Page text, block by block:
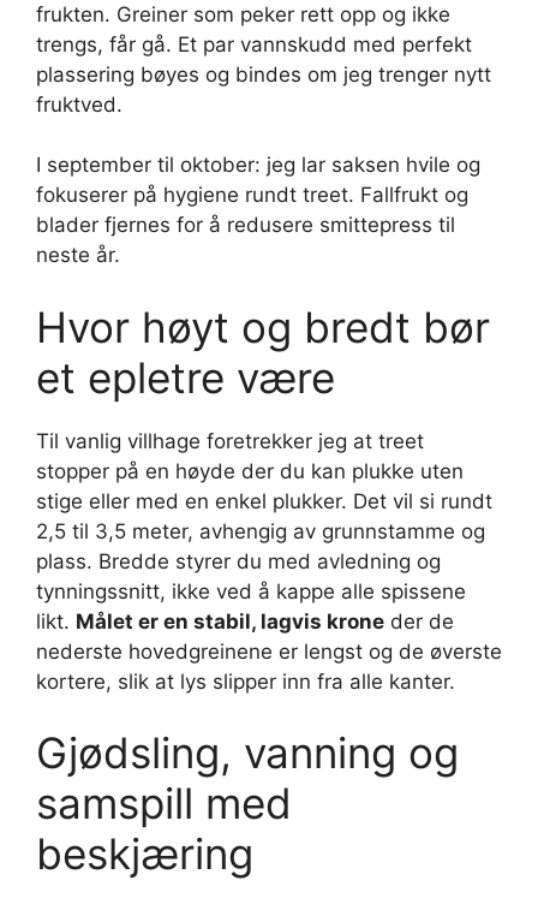
frukten. Greiner som peker rett opp og ikke
trengs, får gå. Et par vannskudd med perfekt
plassering bøyes og bindes om jeg trenger nytt
fruktved.
I september til oktober: jeg lar saksen hvile og
fokuserer på hygiene rundt treet. Fallfrukt og
blader fjernes for å redusere smittepress til
neste år.
Hvor høyt og bredt bør
et epletre være
Til vanlig villhage foretrekker jeg at treet
stopper på en høyde der du kan plukke uten
stige eller med en enkel plukker. Det vil si rundt
2,5 til 3,5 meter, avhengig av grunnstamme og
plass. Bredde styrer du med avledning og
tynningssnitt, ikke ved å kappe alle spissene
likt. Målet er en stabil, lagvis krone der de
nederste hovedgreinene er lengst og de øverste
kortere, slik at lys slipper inn fra alle kanter.
Gjødsling, vanning og
samspill med
beskjæring